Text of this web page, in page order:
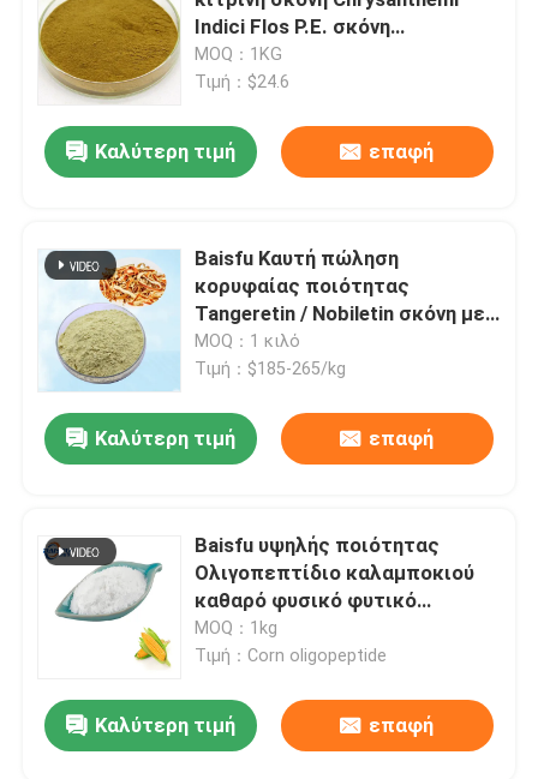
Γεύση και άρωμα
Συνθετική γεύση
Φυσικό φυτικό αιθέρια έλαιο
καθαρό εκχύλισμα φυτών
Γλυκαντικό
Σκόνη φρούτων
λυοφιλοποιημένη σκόνη
Οργανικό έλαιο
Indici Flos P.E. σκόνη
Περιεκτικότητα σε
φλαβονοειδή 30% - 50% για
συμπληρώματα υγείας
MOQ：1KG
Τιμή：$24.6
Καλύτερη τιμή επαφή
Baisfu Καυτή πώληση
κορυφαίας ποιότητας
Tangeretin / Nobiletin σκόνη με
χαμηλή MOQ για αναπλήρωμα
MOQ：1 κιλό
Τιμή：$185-265/kg
Καλύτερη τιμή επαφή
Baisfu υψηλής ποιότητας
Ολιγοπεπτίδιο καλαμποκιού
καθαρό φυσικό φυτικό
εκχύλισμα Λευκή ή
ανοιχτόκίτρινη σκόνη Χρήση σε
συμπληρώματα διατροφής
MOQ：1kg
Τιμή：Corn oligopeptide
Καλύτερη τιμή επαφή